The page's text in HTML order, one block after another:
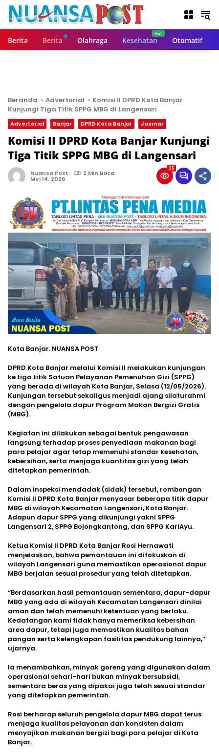
Berita Berita Olahraga Kesehatan Otomatif
Beranda Advertorial
Komisi II DPRD Kota Banjar
Kunjungi Tiga Titik SPPG MBG di Langensari
Advertorial Banjar DPRD Kota Banjar Jasmar
Komisi II DPRD Kota Banjar Kunjungi
Tiga Titik SPPG MBG di Langensari
Nuansa Post 2 Min Baca
Mei 14, 2026
25
Kota Banjar. NUANSA POST
DPRD Kota Banjar melalui Komisi II melakukan kunjungan
ke tiga titik Satuan Pelayanan Pemenuhan Gizi (SPPG)
yang berada di wilayah Kota Banjar, Selasa (12/05/2026).
Kunjungan tersebut sekaligus menjadi ajang silaturahmi
dengan pengelola dapur Program Makan Bergizi Gratis
(MBG).
Kegiatan ini dilakukan sebagai bentuk pengawasan
langsung terhadap proses penyediaan makanan bagi
para pelajar agar tetap memenuhi standar kesehatan,
kebersihan, serta menjaga kuantitas gizi yang telah
ditetapkan pemerintah.
Dalam inspeksi mendadak (sidak) tersebut, rombongan
Komisi II DPRD Kota Banjar menyasar beberapa titik dapur
MBG di wilayah Kecamatan Langensari, Kota Banjar.
Adapun dapur SPPG yang dikunjungi yakni SPPG
Langensari 2, SPPG Bojongkantong, dan SPPG KariAyu.
Ketua Komisi II DPRD Kota Banjar Rosi Hernawati
menjelaskan, bahwa pemantauan ini difokuskan di
wilayah Langensari guna memastikan operasional dapur
MBG berjalan sesuai prosedur yang telah ditetapkan.
“Berdasarkan hasil pemantauan sementara, dapur-dapur
MBG yang ada di wilayah Kecamatan Langensari dinilai
aman dan telah memenuhi ketentuan yang berlaku.
Kedatangan kami tidak hanya memeriksa kebersihan
area dapur, tetapi juga memastikan kualitas bahan
pangan serta kelengkapan fasilitas pendukung lainnya,”
ujarnya.
Ia menambahkan, minyak goreng yang digunakan dalam
operasional sehari-hari bukan minyak bersubsidi,
sementara beras yang dipakai juga telah sesuai standar
yang ditetapkan pemerintah.
Rosi berharap seluruh pengelola dapur MBG dapat terus
menjaga kualitas pelayanan dan konsisten dalam
menyajikan makanan bergizi bagi para pelajar di Kota
Banjar.